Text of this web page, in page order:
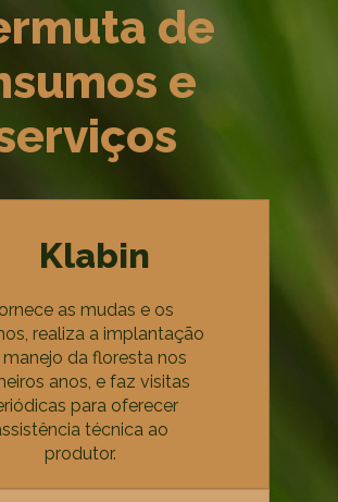
de
e
Klabin
as mudas e os
realiza a implantação
manejo da floresta nos
anos, e faz visitas
para oferecer
técnica ao
produtor.